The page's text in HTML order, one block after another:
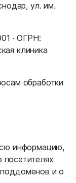
ул. им.
· ОГРН:
клиника
обработки
информацию,
и о